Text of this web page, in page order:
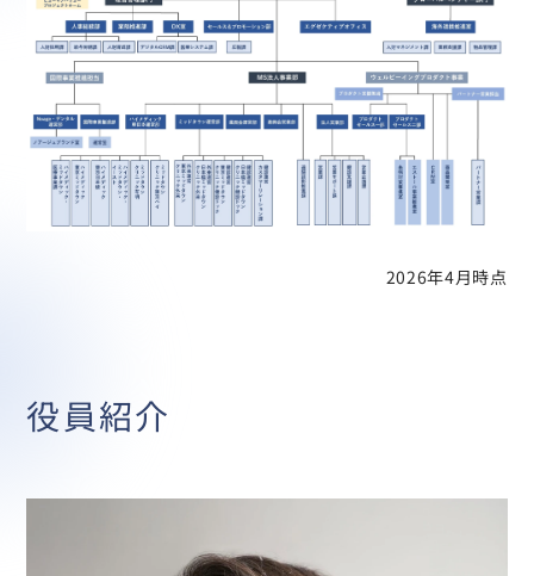
2026年4月時点
役員紹介